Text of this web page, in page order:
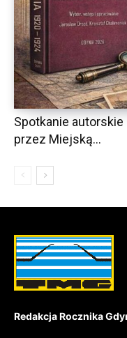
Spotkanie
przez Miejską...
Redakcja Rocznika